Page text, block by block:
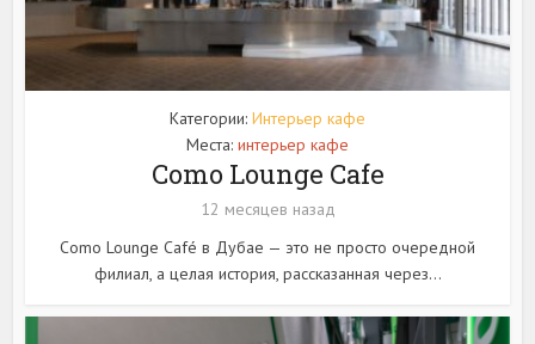
Категории: Интерьер кафе
Места: интерьер кафе
Como Lounge Cafe
12 месяцев назад
Como Lounge Café в Дубае — это не просто очередной
филиал, а целая история, рассказанная через...